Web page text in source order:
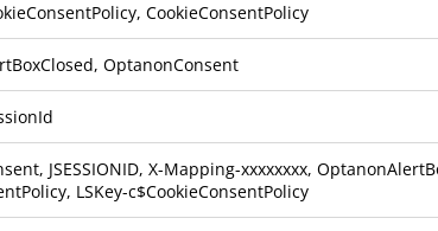
, CookieConsentPolicy
, OptanonConsent
, JSESSIONID, X-Mapping-xxxxxxxx,
, LSKey-c$CookieConsentPolicy